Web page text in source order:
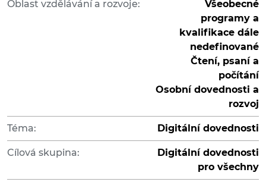
Oblast vzdělávání a rozvoje:
Všeobecné
programy a
kvalifikace dále
nedefinované
Čtení, psaní a
počítání
Osobní dovednosti a
rozvoj
Téma: Digitální dovednosti
Cílová skupina:
Digitální dovednosti
pro všechny